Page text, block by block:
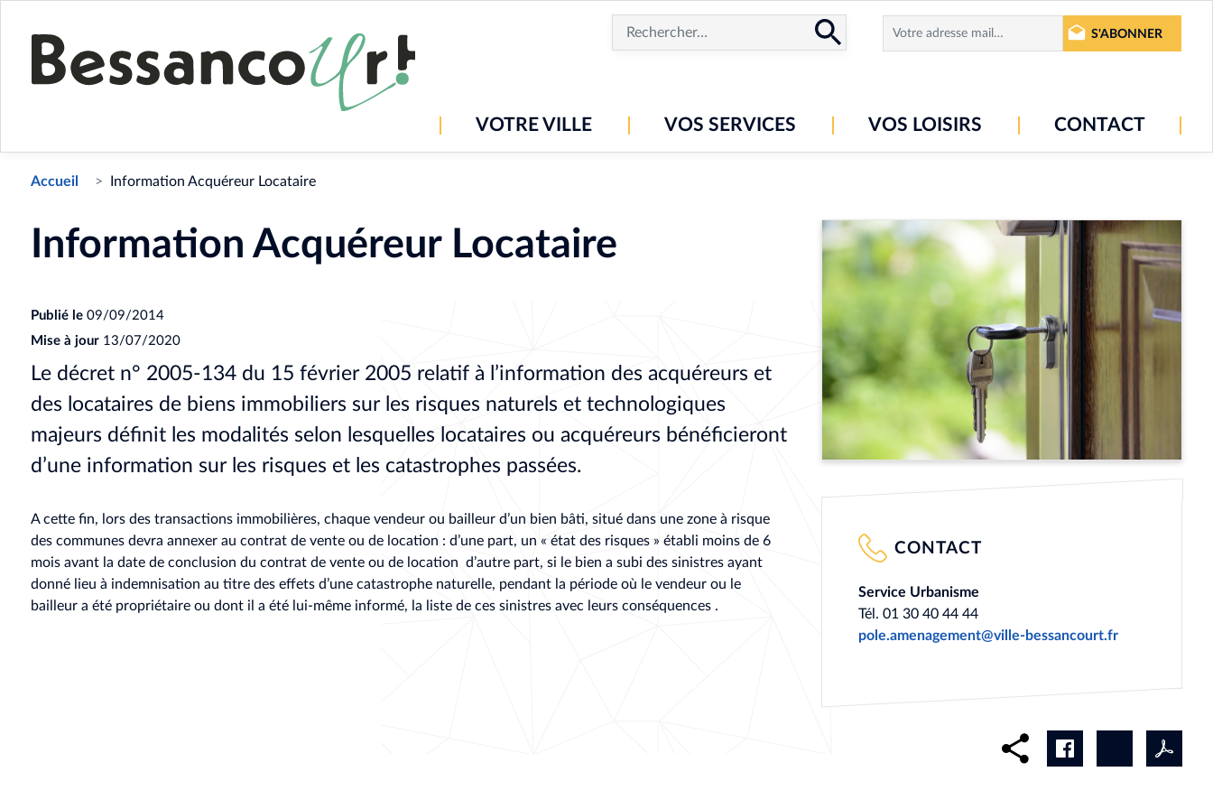
Aller
S'ABONNER
VOTRE VILLE VOS SERVICES VOS LOISIRS CONTACT
Accueil Information Acquéreur Locataire
Information Acquéreur Locataire
Publié le 09/09/2014
Mise à jour 13/07/2020
Le décret n° 2005-134 du 15 février 2005 relatif à l’information des acquéreurs et
des locataires de biens immobiliers sur les risques naturels et technologiques
majeurs définit les modalités selon lesquelles locataires ou acquéreurs bénéficieront
d’une information sur les risques et les catastrophes passées.
A cette fin, lors des transactions immobilières, chaque vendeur ou bailleur d’un bien bâti, situé dans une zone à risque
des communes devra annexer au contrat de vente ou de location : d’une part, un « état des risques » établi moins de 6
mois avant la date de conclusion du contrat de vente ou de location d’autre part, si le bien a subi des sinistres ayant
donné lieu à indemnisation au titre des effets d’une catastrophe naturelle, pendant la période où le vendeur ou le
bailleur a été propriétaire ou dont il a été lui-même informé, la liste de ces sinistres avec leurs conséquences .
CONTACT
Service Urbanisme
Tél. 01 30 40 44 44
pole.amenagement@ville-bessancourt.fr